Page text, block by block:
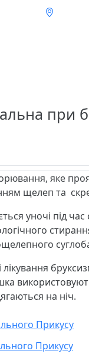
при
яке
щелеп та
уночі під час
лікування
на ніч.
Прикусу
Прикусу